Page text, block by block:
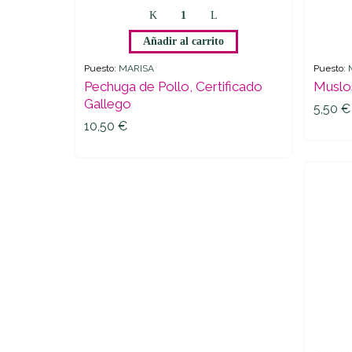
Pechuga
de
Pollo,
Gallego
quantity
Añadir al carrito
10,50€
Puesto: MARISA
Pechuga de Pollo, Certificado
Gallego
10,50 €
5,50€
Puesto:
5,50 €